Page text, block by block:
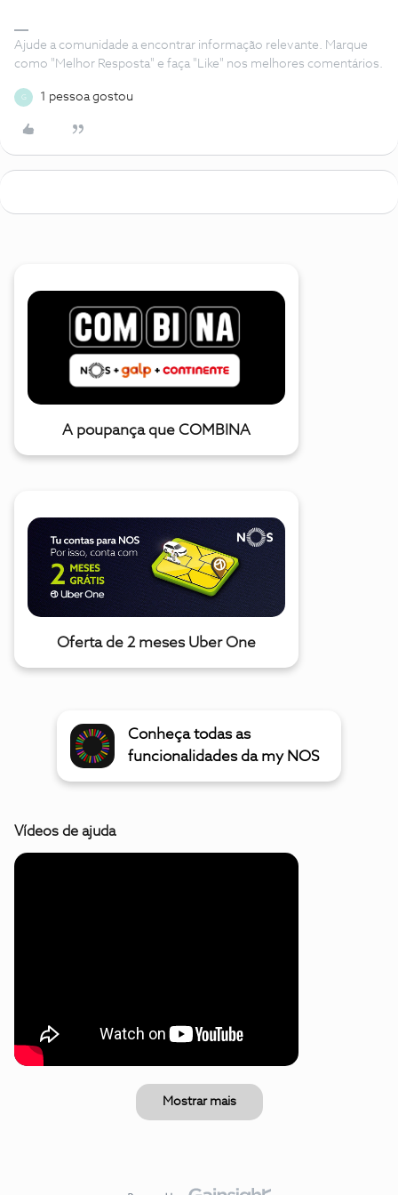
Ajude a comunidade a encontrar informação relevante. Marque
como "Melhor Resposta" e faça "Like" nos melhores comentários.
G 1 pessoa gostou
A poupança que COMBINA
Oferta de 2 meses Uber One
Conheça todas as
funcionalidades da my NOS
Vídeos de ajuda
Mostrar mais